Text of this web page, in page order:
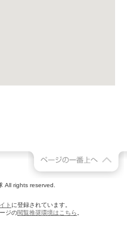
All rights reserved.
ト に登録されています。
ジの閲覧推奨環境はこちら